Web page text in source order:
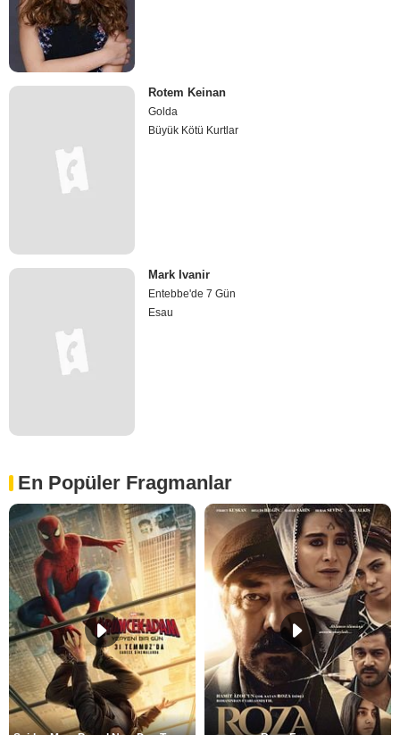
Rotem Keinan
Golda
Büyük Kötü Kurtlar
Mark Ivanir
Entebbe'de 7 Gün
Esau
En Popüler Fragmanlar